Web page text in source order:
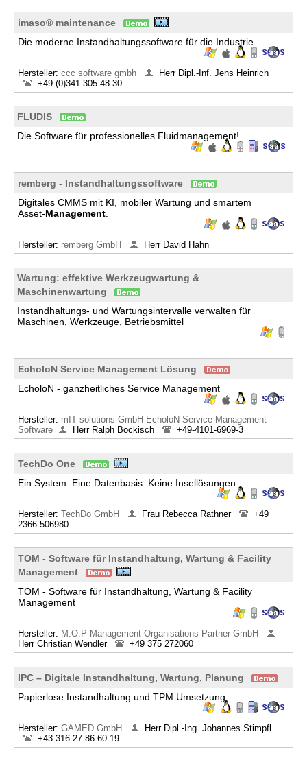
imaso® maintenance
Die moderne Instandhaltungssoftware für die Industrie
Hersteller: ccc software gmbh
Herr Dipl.-Inf. Jens Heinrich
+49 (0)341-305 48 30
FLUDIS
Die Software für professionelles Fluidmanagement!
remberg - Instandhaltungssoftware
Digitales CMMS mit KI, mobiler Wartung und smartem
Asset‑Management
Hersteller: ​remberg GmbH Herr David Hahn
Wartung: effektive Werkzeugwartung &
Maschinenwartung
Instandhaltungs- und Wartungsintervalle verwalten für
Maschinen, Werkzeuge, Betriebsmittel
EcholoN Service Management Lösung
EcholoN - ganzheitliches Service Management
Hersteller: mIT solutions GmbH EcholoN Service Management
Software
Herr Ralph Bockisch +49-4101-6969-3
TechDo One
Ein System. Eine Datenbasis. Keine Insellösungen.
Hersteller: TechDo GmbH Frau Rebecca Rathner
+49
2366 506980
TOM - Software für Instandhaltung, Wartung & Facility
Management
TOM - Software für Instandhaltung, Wartung & Facility
Management
Hersteller: M.O.P Management-Organisations-Partner GmbH
Herr Christian Wendler
+49 375 272060
IPC – Digitale Instandhaltung, Wartung, Planung
Papierlose Instandhaltung und TPM Umsetzung
Hersteller: GAMED GmbH
Herr Dipl.-Ing. Johannes Stimpfl
+43 316 27 86 60-19